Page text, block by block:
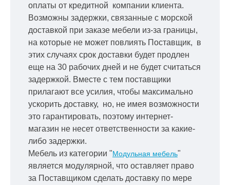
оплаты от кредитной компании клиента.
Возможны задержки, связанные с морской
доставкой при заказе мебели из-за границы,
на которые не может повлиять Поставщик, в
этих случаях срок доставки будет продлен
еще на 30 рабочих дней и не будет считаться
задержкой. Вместе с тем поставщики
прилагают все усилия, чтобы максимально
ускорить доставку, но, не имея возможности
это гарантировать, поэтому интернет-
магазин не несет ответственности за какие-
либо задержки.
Мебель из категории "Модульная мебель"
является модулярной, что оставляет право
за Поставщиком сделать доставку по мере